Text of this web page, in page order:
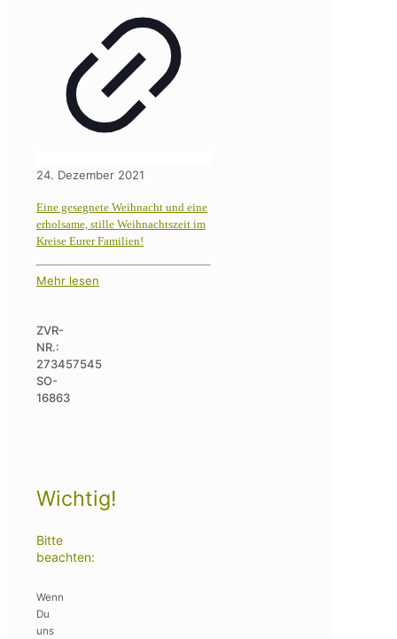
24. Dezember 2021
Eine gesegnete Weihnacht und eine
erholsame, stille Weihnachtszeit im
Kreise Eurer Familien!
Mehr lesen
ZVR-
NR.:
273457545
SO-
16863
Wichtig!
Bitte
beachten:
Wenn
Du
uns